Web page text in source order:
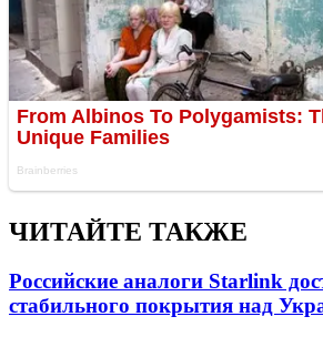
ЧИТАЙТЕ ТАКЖЕ
Российские аналоги Starlink
стабильного покрытия над